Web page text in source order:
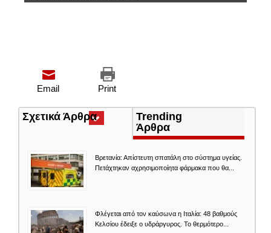
Print
Email
Σχετικά Άρθρα(ενεργή
καρτέλα)
Trending
Άρθρα
Βρετανία: Απίστευτη σπατάλη στο σύστημα υγείας.
Πετάχτηκαν αχρησιμοποίητα φάρμακα που θα...
Φλέγεται από τον καύσωνα η Ιταλία: 48 βαθμούς
Κελσίου έδειξε ο υδράργυρος. Το θερμότερο...